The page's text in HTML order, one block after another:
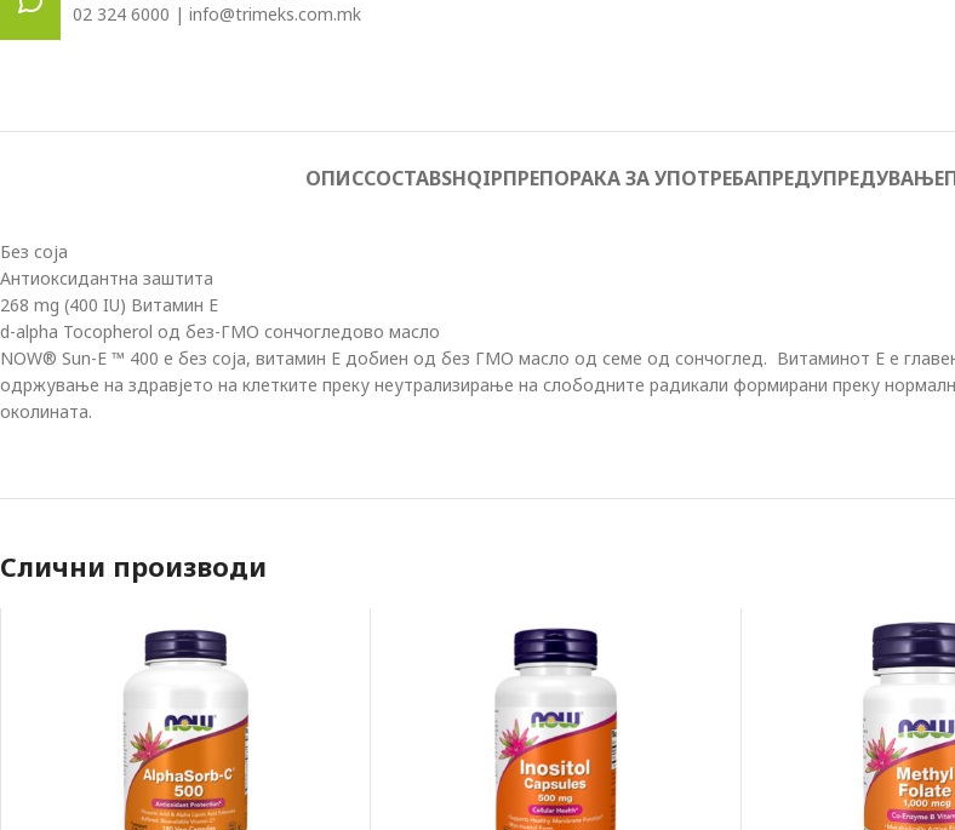
02 324 6000 | info@trimeks.com.mk
ОПИССОСТАВSHQIPПРЕПОРАКА ЗА УПОТРЕБАПРЕДУПРЕДУВАЊЕ
Без соја
Антиоксидантна заштита
268 mg (400 IU) Витамин Е
d-alpha Tocopherol од без-ГМО сончогледово масло
NOW® Sun-E ™ 400 е без соја, витамин Е добиен од без ГМО масло од семе од сончоглед. Витаминот Е е
одржување на здравјето на клетките преку неутрализирање на слободните радикали формирани преку
околината.
Слични производи